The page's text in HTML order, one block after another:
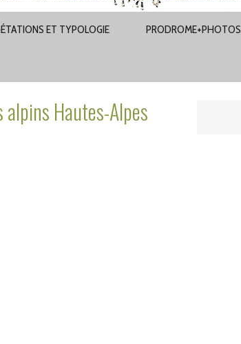
ET TYPOLOGIE PRODROME+PHOTOS
Hautes-Alpes